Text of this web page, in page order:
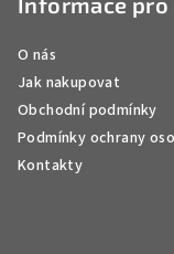
O nás
Jak nakupovat
Obchodní podmínky
Podmínky ochrany
Kontakty